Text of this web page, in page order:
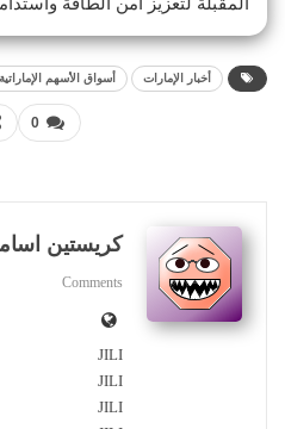
أخبار الإمارات أسواق الأسهم الإماراتية
0
كريستين
Comments
JILI
JILI
JILI